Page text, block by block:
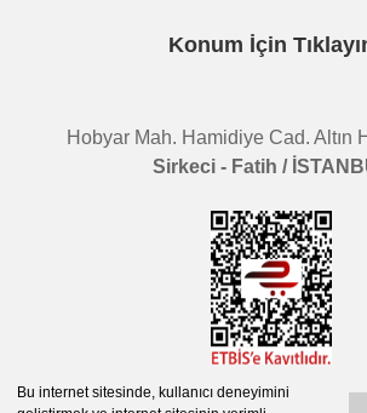
Bu internet sitesinde, kullanıcı deneyimini
Konum İçin
Hobyar Mah. Hamidiye Cad. Altın
Sirkeci - Fatih /